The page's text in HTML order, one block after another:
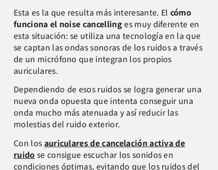
Esta es la que resulta más interesante. El cómo
funciona el noise cancellinges muy diferente en
esta situación: se utiliza una tecnología en la que
se captan las ondas sonoras de los ruidos a través
de un micrófono que integran los propios
auriculares.
Dependiendo de esos ruidos se logra generar una
nueva onda opuesta que intenta conseguir una
onda mucho más atenuada y así reducir las
molestias del ruido exterior.
Con los auriculares de cancelación activa de
ruido se consigue escuchar los sonidos en
condiciones óptimas, evitando que los ruidos del